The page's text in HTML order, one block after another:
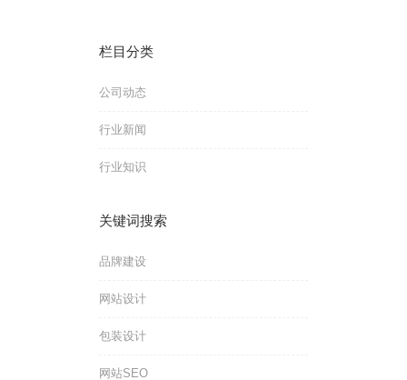
栏目分类
公司动态
行业新闻
行业知识
关键词搜索
品牌建设
网站设计
包装设计
网站SEO